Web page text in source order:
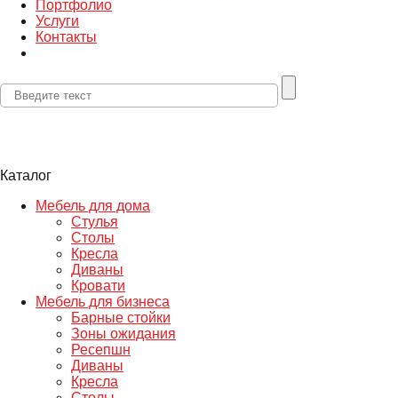
Портфолио
Услуги
Контакты
Каталог
Мебель для дома
Стулья
Столы
Кресла
Диваны
Кровати
Мебель для бизнеса
Барные стойки
Зоны ожидания
Ресепшн
Диваны
Кресла